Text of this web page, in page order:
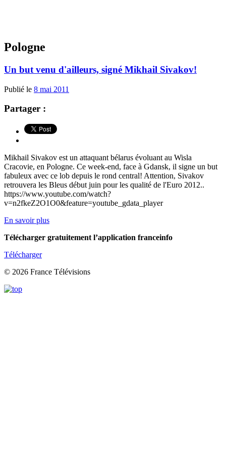
Pologne
Un but venu d'ailleurs, signé Mikhail Sivakov!
Publié le 8 mai 2011
Partager :
Mikhail Sivakov est un attaquant bélarus évoluant au Wisla
Cracovie, en Pologne. Ce week-end, face à Gdansk, il signe un but
fabuleux avec ce lob depuis le rond central! Attention, Sivakov
retrouvera les Bleus début juin pour les qualité de l'Euro 2012..
https://www.youtube.com/watch?
v=n2fkeZ2O1O0&feature=youtube_gdata_player
En savoir plus
Télécharger gratuitement l’application franceinfo
Télécharger
© 2026 France Télévisions